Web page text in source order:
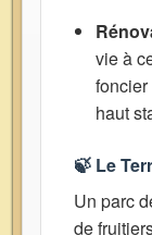
vie à
haut
🍃 Le
Un parc
de